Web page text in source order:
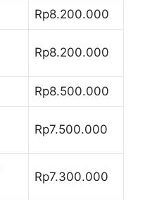
Rp8.200.000
Rp8.200.000
Rp8.500.000
Rp7.500.000
Rp7.300.000